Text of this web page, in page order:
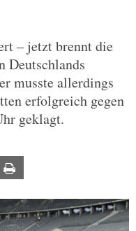
– jetzt brennt die
Deutschlands
musste allerdings
erfolgreich gegen
geklagt.